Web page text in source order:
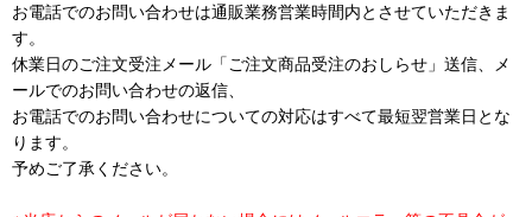
お電話でのお問い合わせは通販業務営業時間内とさせていただきま
す。
休業日のご注文受注メール「ご注文商品受注のおしらせ」送信、メ
ールでのお問い合わせの返信、
お電話でのお問い合わせについての対応はすべて最短翌営業日とな
ります。
予めご了承ください。